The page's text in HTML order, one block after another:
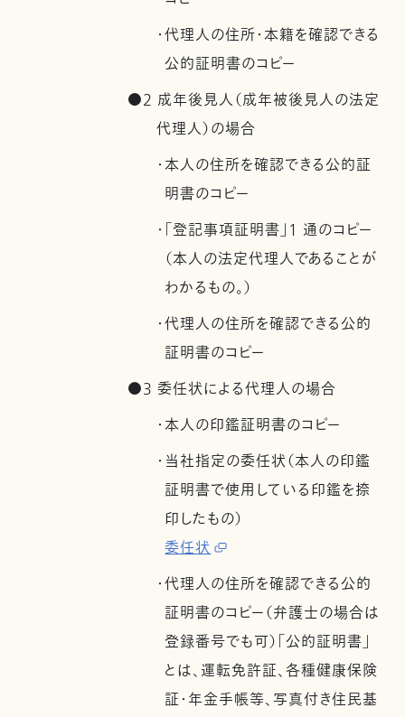
・代理人の住所・本籍を確認できる
公的証明書のコピー
●2 成年後見人（成年被後見人の法定
代理人）の場合
・本人の住所を確認できる公的証
明書のコピー
・「登記事項証明書」1 通のコピー
（本人の法定代理人であることが
わかるもの。）
・代理人の住所を確認できる公的
証明書のコピー
●3 委任状による代理人の場合
・本人の印鑑証明書のコピー
・当社指定の委任状（本人の印鑑
証明書で使用している印鑑を捺
印したもの）
委任状
・代理人の住所を確認できる公的
証明書のコピー（弁護士の場合は
登録番号でも可）「公的証明書」
とは、運転免許証、各種健康保険
証・年金手帳等、写真付き住民基